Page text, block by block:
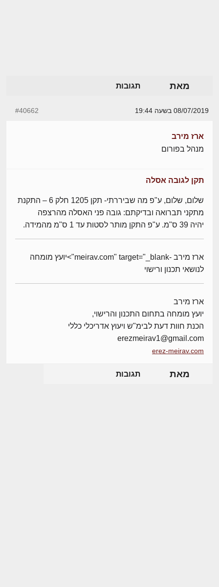
מאת תגובות
08/07/2019 בשעה 19:44 #40662
ארז מירב
מנהל בפורום
תקן לגובה אסלה
שלום, שלום, ע"פ מה שביררתי- תקן 1205 חלק 6 – התקנת
מתקני תברואה ובדיקתם: גובה פני האסלה מהרצפה
יהיה 39 ס"מ. ע"פ התקן מותר לסטות עד 1 ס"מ מהמידה.
ארז מירב -meirav.com" target="_blank">יועץ מומחה
לנושאי תכנון ורישוי
ארז מירב
יועץ מומחה בתחום התכנון והרישוי,
הכנת חוות דעת לבימ"ש ויעוץ אדריכלי כללי
erezmeirav1@gmail.com
erez-meirav.com
מאת תגובות